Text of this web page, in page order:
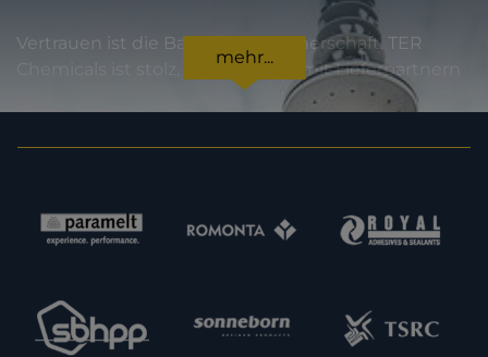
Vertrauen ist die Basis jeder Partnerschaft. TER
Chemicals ist stolz, international mit Lieferpartnern
zusammenzuarbeiten, die für höchste
unsere Kunden bedeutet dies Sicherheit in jeder
termingerechten Lieferung. Im Sinne einer
Erweiterung unserer Kapazitäten und unseres
interessiert, neue potenzielle Lieferpartner
kennenzulernen. Nehmen Sie gern Kontakt zu uns
mehr...